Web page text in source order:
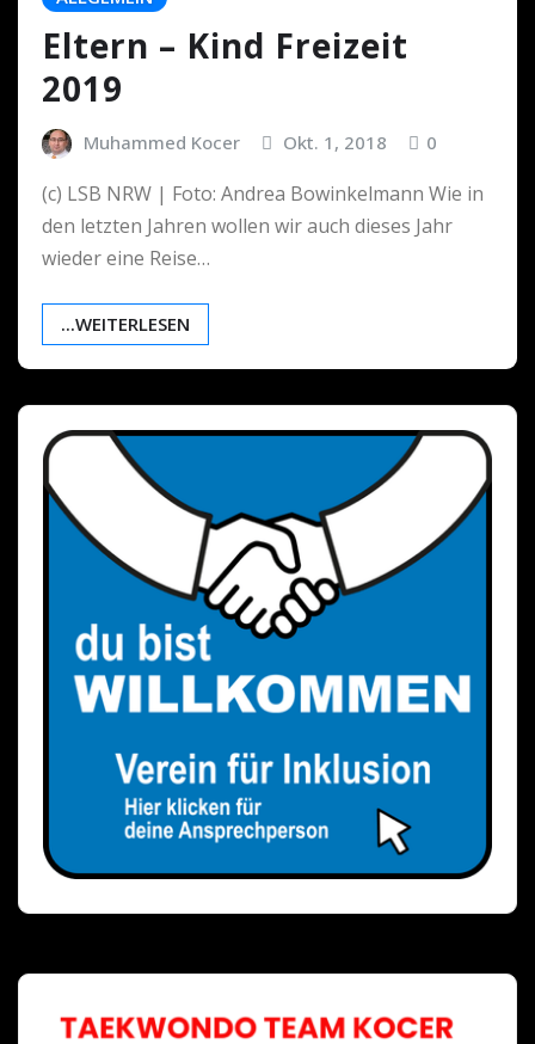
Eltern – Kind Freizeit
2019
Muhammed Kocer Okt. 1, 2018 0
(c) LSB NRW | Foto: Andrea Bowinkelmann Wie in
den letzten Jahren wollen wir auch dieses Jahr
wieder eine Reise…
...WEITERLESEN